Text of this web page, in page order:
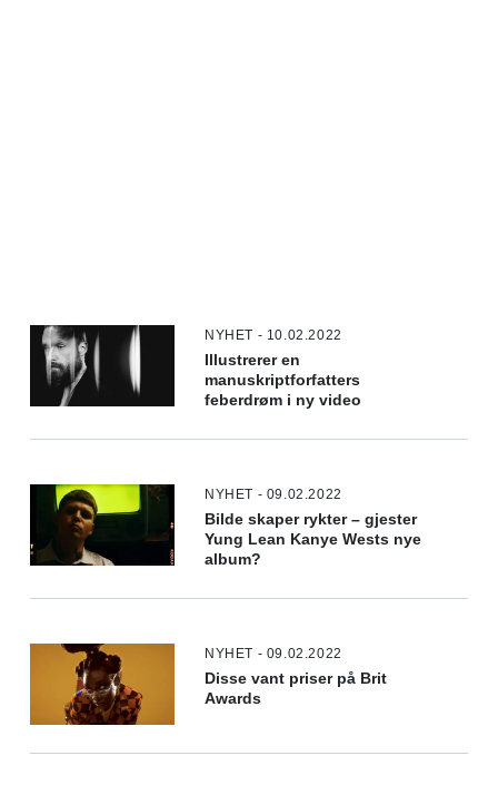
NYHET - 10.02.2022
Illustrerer en
manuskriptforfatters
feberdrøm i ny video
NYHET - 09.02.2022
Bilde skaper rykter – gjester
Yung Lean Kanye Wests nye
album?
NYHET - 09.02.2022
Disse vant priser på Brit
Awards